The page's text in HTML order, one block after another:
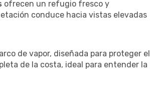
ofrecen un refugio fresco y
conduce hacia vistas elevadas
de vapor, diseñada para proteger el
de la costa, ideal para entender la